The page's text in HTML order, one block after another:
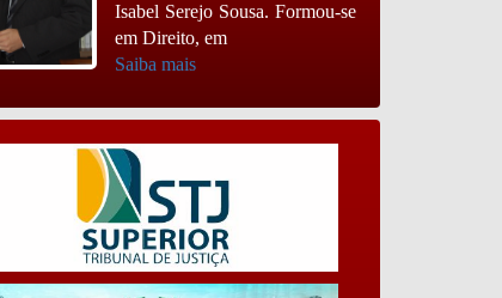
Isabel Serejo Sousa. Formou-se
em Direito, em
Saiba mais